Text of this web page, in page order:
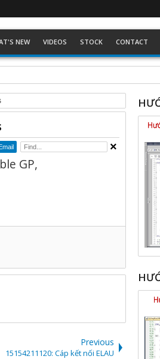
NEW VIDEOS STOCK CONTACT
GP,
Previous
15154211­120: Cáp kết nối ELAU